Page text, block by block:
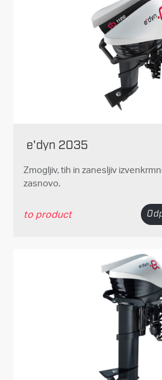
e'dyn 2035
Zmogljiv, tih in zanesljiv
zasnovo.
to product